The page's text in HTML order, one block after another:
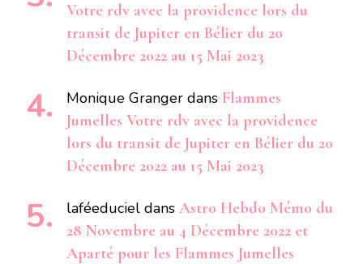
Votre rdv avec la providence lors du
transit de Jupiter en Bélier du 20
Décembre 2022 au 15 Mai 2023
Monique Granger dans Flammes
Jumelles Votre rdv avec la providence
lors du transit de Jupiter en Bélier du 20
Décembre 2022 au 15 Mai 2023
laféeduciel dans Astro Hebdo Mémo du
28 Novembre au 4 Décembre 2022 et
Aparté pour les Flammes Jumelles